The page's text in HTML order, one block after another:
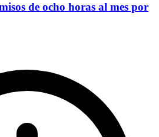
de ocho horas al mes por